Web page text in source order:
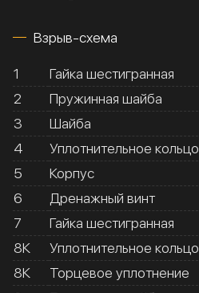
Взрыв-схема
1
Гайка шестигранная
2
Пружинная шайба
3
Шайба
4
Уплотнительное кольцо
5
Корпус
6
Дренажный винт
7
Гайка шестигранная
8К
Уплотнительное кольцо
8К
Торцевое уплотнение